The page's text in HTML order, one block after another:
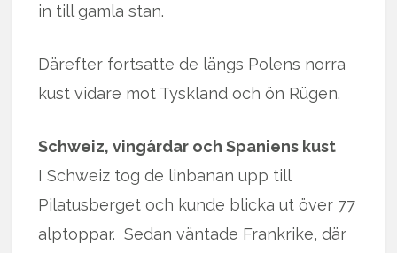
in till gamla stan.
Därefter fortsatte de längs Polens norra
kust vidare mot Tyskland och ön Rügen.
Schweiz, vingårdar och Spaniens kust
I Schweiz tog de linbanan upp till
Pilatusberget och kunde blicka ut över 77
alptoppar. Sedan väntade Frankrike, där